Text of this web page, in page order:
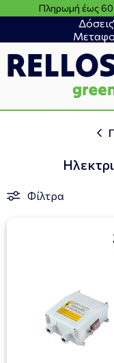
Πληρωμή έως 60
Δόσεις
Φίλτρα